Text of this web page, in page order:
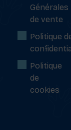
Générales
de vente
Politique
Politique
de
cookies